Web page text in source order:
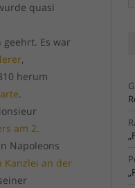
quasi
Es war
,
herum
.
am 2.
Napoleons
Kanzlei an der